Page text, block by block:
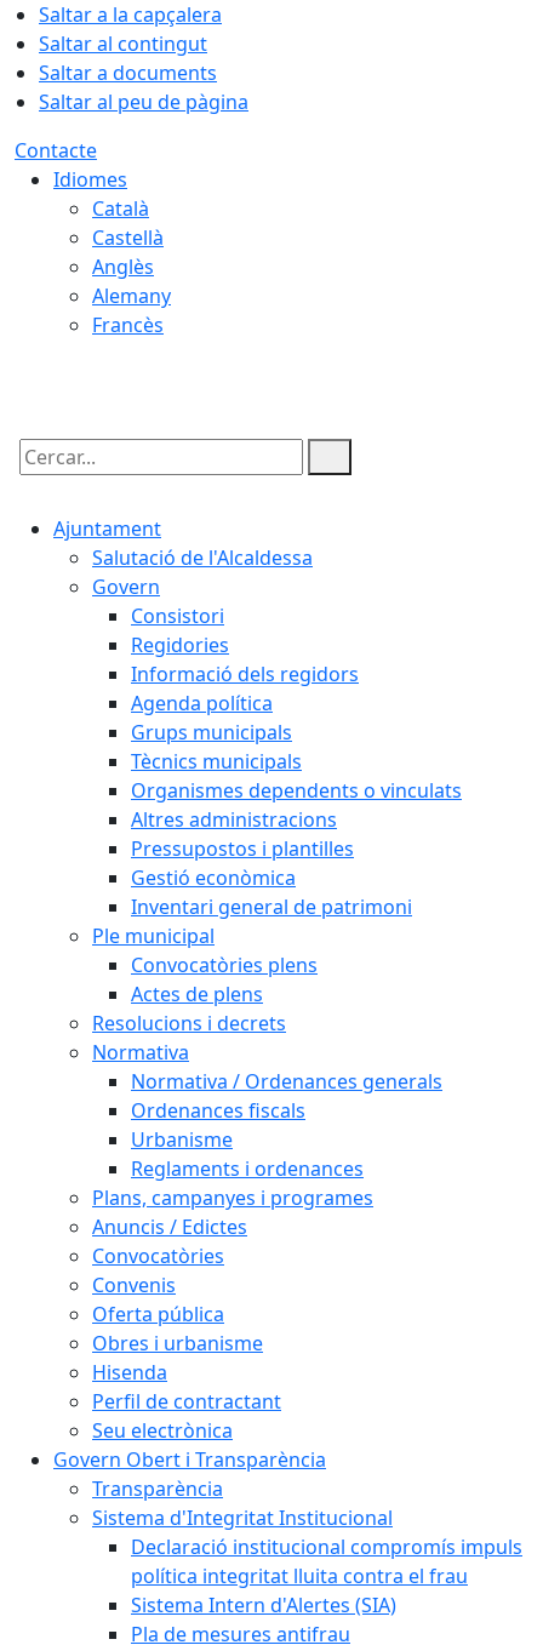
Saltar a la capçalera
Saltar al contingut
Saltar a documents
Saltar al peu de pàgina
Contacte
Idiomes
Català
Castellà
Anglès
Alemany
Francès
Cercar:
Ajuntament
Salutació de l'Alcaldessa
Govern
Consistori
Regidories
Informació dels regidors
Agenda política
Grups municipals
Tècnics municipals
Organismes dependents o vinculats
Altres administracions
Pressupostos i plantilles
Gestió econòmica
Inventari general de patrimoni
Ple municipal
Convocatòries plens
Actes de plens
Resolucions i decrets
Normativa
Normativa / Ordenances generals
Ordenances fiscals
Urbanisme
Reglaments i ordenances
Plans, campanyes i programes
Anuncis / Edictes
Convocatòries
Convenis
Oferta pública
Obres i urbanisme
Hisenda
Perfil de contractant
Seu electrònica
Govern Obert i Transparència
Transparència
Sistema d'Integritat Institucional
Declaració institucional compromís impuls
política integritat lluita contra el frau
Sistema Intern d'Alertes (SIA)
Pla de mesures antifrau